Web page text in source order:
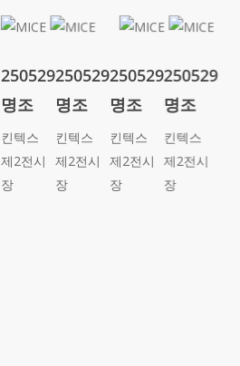
250529
명조
킨텍스
제2전시
장
250529
명조
킨텍스
제2전시
장
250529
명조
킨텍스
제2전시
장
250529
명조
킨텍스
제2전시
장